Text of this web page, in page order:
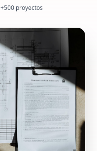
+500 proyectos